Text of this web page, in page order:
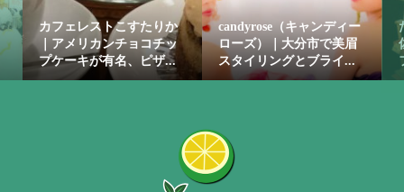
カフェレストこすたりか
｜アメリカンチョコチッ
プケーキが有名、ピザ...
candyrose（キャンディー
ローズ）｜大分市で美眉
スタイリングとブライ...